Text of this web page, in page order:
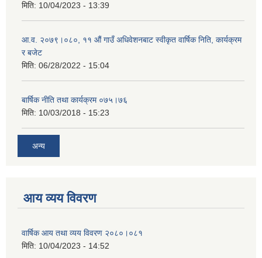
मिति: 10/04/2023 - 13:39
आ.व. २०७९।०८०, ११ औं गाउँ अधिवेशनबाट स्वीकृत वार्षिक निति, कार्यक्रम
र बजेट
मिति: 06/28/2022 - 15:04
बार्षिक नीति तथा कार्यक्रम ०७५।७६
मिति: 10/03/2018 - 15:23
अन्य
आय व्यय विवरण
वार्षिक आय तथा व्यय विवरण २०८०।०८१
मिति: 10/04/2023 - 14:52